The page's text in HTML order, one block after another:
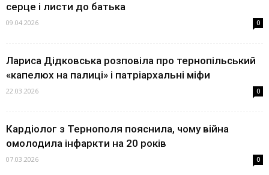
серце і листи до батька
09.04.2026 0
Лариса Дідковська розповіла про тернопільський
«капелюх на палиці» і патріархальні міфи
22.03.2026 0
Кардіолог з Тернополя пояснила, чому війна
омолодила інфаркти на 20 років
07.03.2026 0